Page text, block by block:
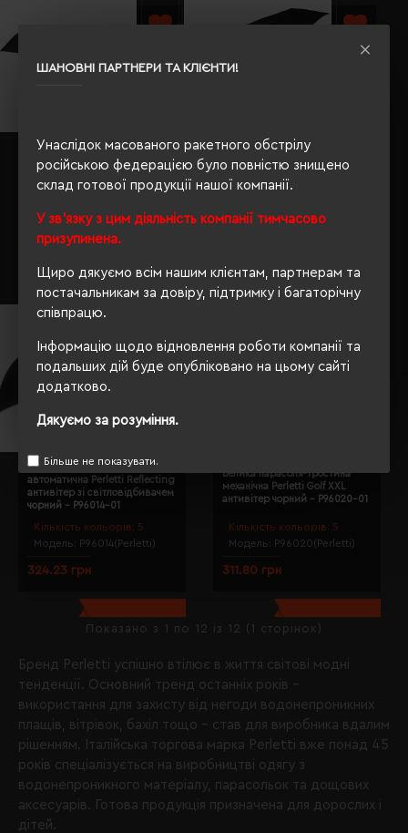
ШАНОВНІ ПАРТНЕРИ ТА КЛІЄНТИ!
Унаслідок масованого ракетного обстрілу
російською федерацією було повністю знищено
склад готової продукції нашої компанії.
У зв'язку з цим діяльність компанії тимчасово
призупинена.
Щиро дякуємо всім нашим клієнтам, партнерам та
постачальникам за довіру, підтримку і багаторічну
співпрацю.
Інформацію щодо відновлення роботи компанії та
подальших дій буде опубліковано на цьому сайті
додатково.
Дякуємо за розуміння.
Більше не показувати.
Модель: P12339(Perletti)
Парасоля складана
автоматична Perletti New Basic
Модель: P26351(Perletti)
Парасоля складана
автоматична Perletti Time
чорний - P26351
Кількість кольорів: 5
Модель: P96014(Perletti)
Парасоля-тростина
автоматична Perletti Reflecting
антивітер зі світловідбивачем
чорний - P96014-01
324.23 грн
Кількість кольорів: 5
Модель: P96020(Perletti)
Велика парасоля-тростина
механічна Perletti Golf XXL
антивітер чорний - P96020-01
311.80 грн
Показано з 1 по 12 із 12 (1 сторінок)
Бренд Perletti успішно втілює в життя світові модні
тенденції. Основний тренд останніх років –
використання для захисту від негоди водонепроникних
плащів, вітрівок, бахіл тощо – став для виробника вдалим
рішенням. Італійська торгова марка Perletti вже понад 45
років спеціалізується на виробництві одягу з
водонепроникного матеріалу, парасольок та дощових
аксесуарів. Готова продукція призначена для дорослих і
дітей.